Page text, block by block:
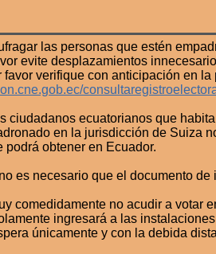
las personas que estén
evite desplazamientos
favor verifique con anticipación en
ciudadanos ecuatorianos que
en la jurisdicción de Suiza
podrá obtener en Ecuador.
es necesario que el documento
comedidamente no acudir a votar
ingresará a las
únicamente y con la debida